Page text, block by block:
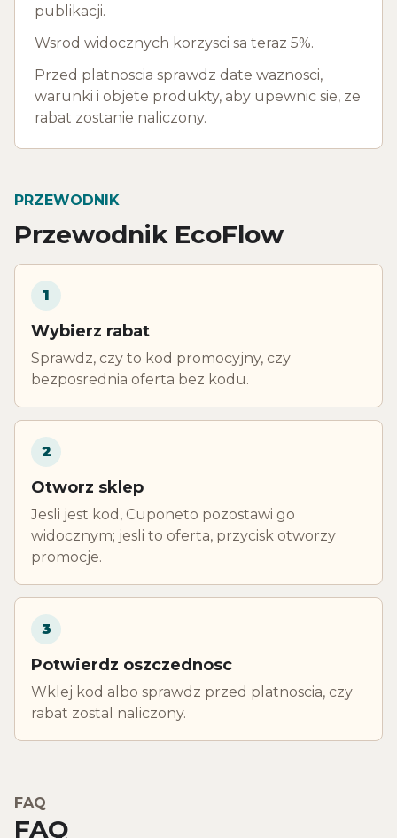
publikacji.
Wsrod widocznych korzysci sa teraz 5%.
Przed platnoscia sprawdz date waznosci,
warunki i objete produkty, aby upewnic sie, ze
rabat zostanie naliczony.
PRZEWODNIK
Przewodnik EcoFlow
1
Wybierz rabat
Sprawdz, czy to kod promocyjny, czy
bezposrednia oferta bez kodu.
2
Otworz sklep
Jesli jest kod, Cuponeto pozostawi go
widocznym; jesli to oferta, przycisk otworzy
promocje.
3
Potwierdz oszczednosc
Wklej kod albo sprawdz przed platnoscia, czy
rabat zostal naliczony.
FAQ
FAQ